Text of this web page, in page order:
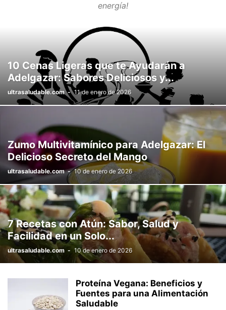
energía!
10 Cenas Ligeras que te Ayudarán a
Adelgazar: Sabores Deliciosos y...
ultrasaludable.com - 11 de enero de 2026
Zumo Multivitamínico para Adelgazar: El
Delicioso Secreto del Mango
ultrasaludable.com - 10 de enero de 2026
7 Recetas con Atún: Sabor, Salud y
Facilidad en un Solo...
ultrasaludable.com - 10 de enero de 2026
Proteína Vegana: Beneficios y
Fuentes para una Alimentación
Saludable